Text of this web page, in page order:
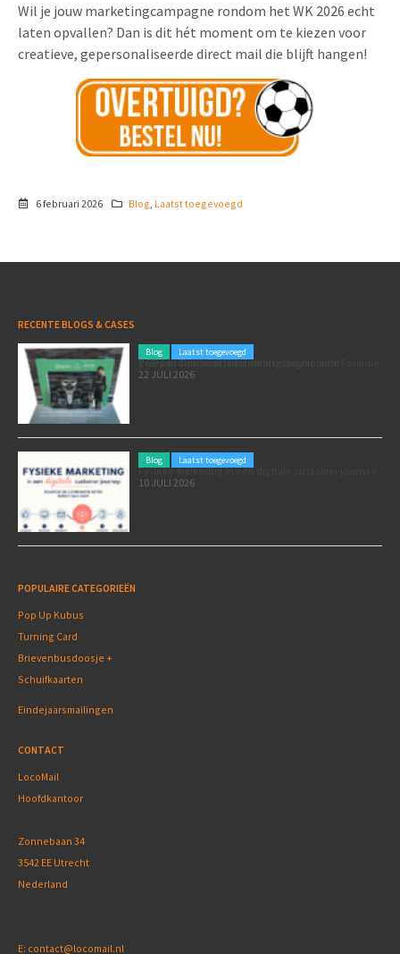
Wil je jouw marketingcampagne rondom het WK 2026 echt
laten opvallen? Dan is dit hét moment om te kiezen voor
creatieve, gepersonaliseerde direct mail die blijft hangen!
6 februari 2026 Blog Laatst toegevoegd
RECENTE BLOGS & CASES
Blog Laatst toegevoegd
Poleposition voor je marketing: zó zet je de Formule 1 GP van Zandvoort in als marketingmoment
22 JULI 2026
Blog Laatst toegevoegd
Fysieke marketing in een digitale customer journey
10 JULI 2026
POPULAIRE CATEGORIEËN
Pop Up Kubus
Turning Card
Brievenbusdoosje +
Schuifkaarten
Eindejaarsmailingen
CONTACT
LocoMail
Hoofdkantoor
Zonnebaan 34
3542 EE Utrecht
Nederland
E: contact@locomail.nl